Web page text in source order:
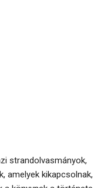
strandolvasmányok,
amelyek kikapcsolnak,